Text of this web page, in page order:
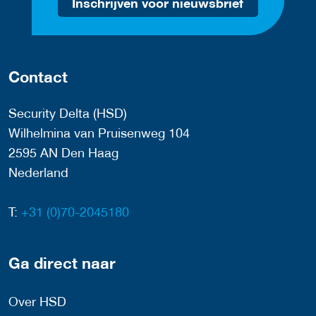
Contact
Security Delta (HSD)
Wilhelmina van Pruisenweg 104
2595 AN Den Haag
Nederland
T: +31 (0)70-2045180
Ga direct naar
Over HSD